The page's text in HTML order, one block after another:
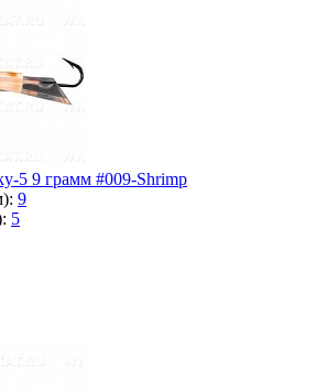
5 9 грамм #009-Shrimp
9
5